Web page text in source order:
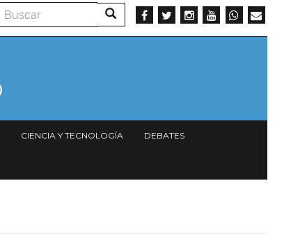
Buscar Buscar
CIENCIA Y TECNOLOGÍA DEBATES